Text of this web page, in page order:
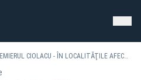
PREMIERUL CIOLACU - ÎN LOCALITĂŢILE AFECTATE DE INUNDAŢII DIN GALAŢI: MULŢUMESC FORŢELOR DE INTERVENŢIE